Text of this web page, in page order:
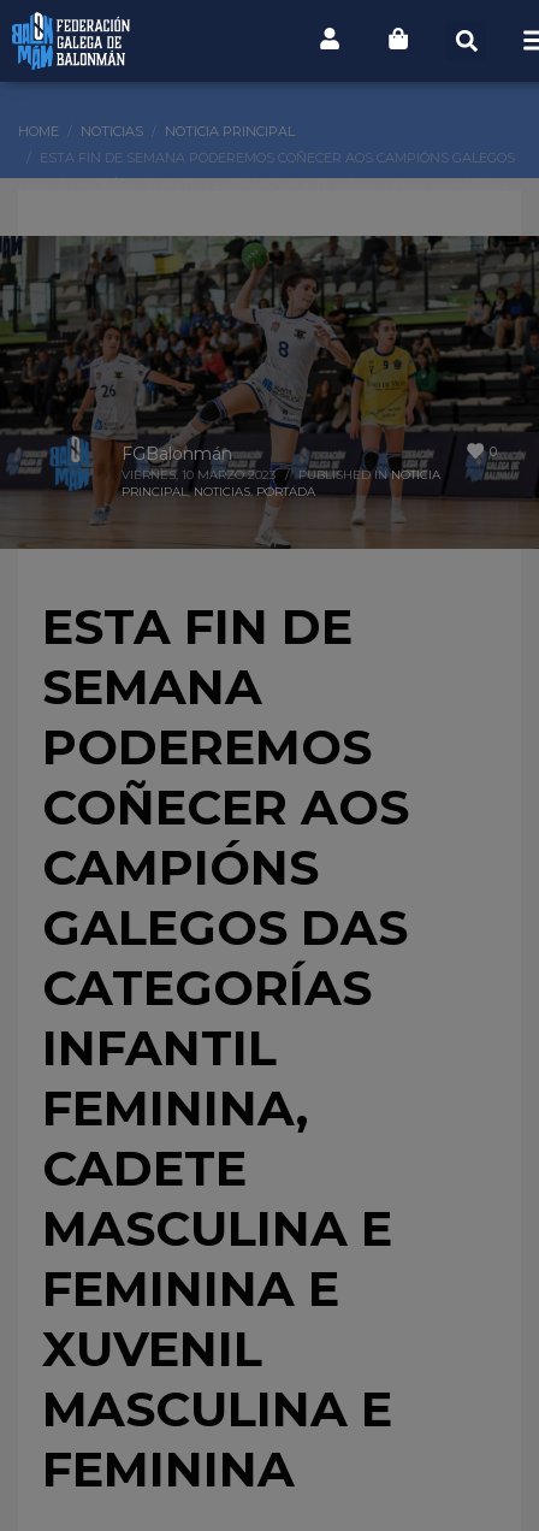
HOME NOTICIAS
NOTICIA PRINCIPAL
ESTA FIN DE SEMANA PODEREMOS COÑECER AOS CAMPIÓNS GALEGOS
0
FGBalonmán
VIERNES, 10 MARZO 2023 / PUBLISHED INNOTICIA
PRINCIPAL,NOTICIAS, PORTADA
ESTA FIN DE
SEMANA
PODEREMOS
COÑECER AOS
CAMPIÓNS
GALEGOS DAS
CATEGORÍAS
INFANTIL
FEMININA,
CADETE
MASCULINA E
FEMININA E
XUVENIL
MASCULINA E
FEMININA